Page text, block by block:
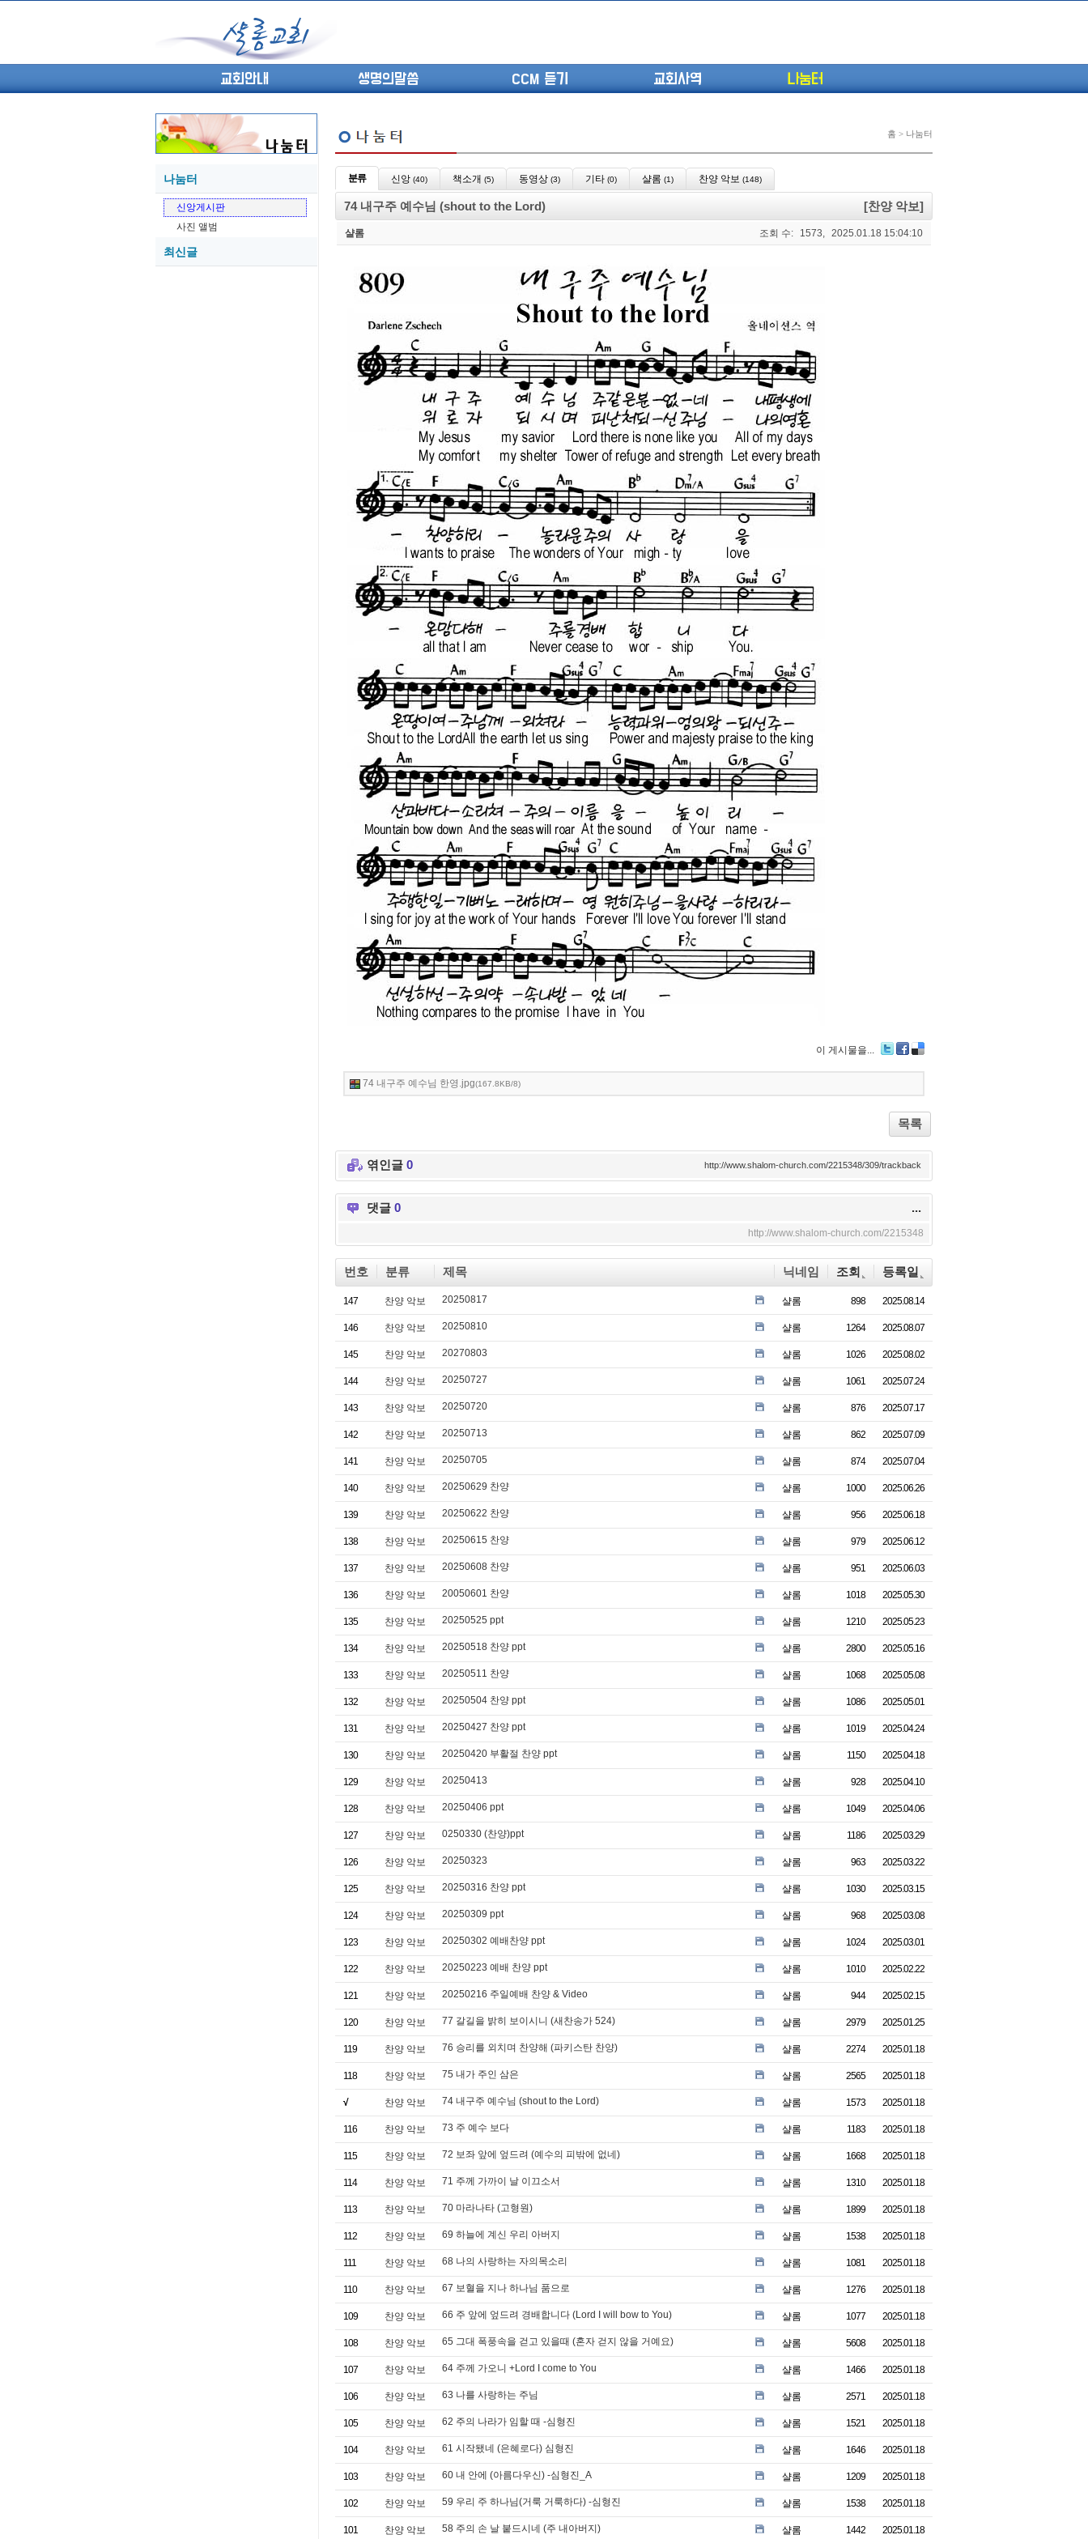
교회안내 생명의말씀 CCM 듣기 교회사역 나눔터
나눔터
신앙게시판
사진 앨범
최신글
05-27 (고린도전서13) 고전8:1-13 ...
05-26 (고린도전서12) 고전7:23-40 ...
05-21 (고린도전서11) 고전6:9-20 ...
(고린도전서9) 고전5:1-13 ...
(고린도전서8) 고전4 9-21 교...
홈 > 나눔터
분류 신앙 (40) 책소개 (5) 동영상 (3) 기타 (0) 샬롬 (1) 찬양 악보 (148)
74 내구주 예수님 (shout to the Lord) [찬양 악보]
샬롬 조회 수: 1573, 2025.01.18 15:04:10
이 게시물을...
itte ce lici
74 내구주 예수님 한영.jpg(167.8KB/8)
목록
엮인글 0 http://www.shalom-church.com/2215348/309/trackback
댓글 0 ...
http://www.shalom-church.com/2215348
번호 분류 제목 닉네임 조회 등록일
147 찬양 악보 20250817 샬롬 898 2025.08.14
146 찬양 악보 20250810 샬롬 1264 2025.08.07
145 찬양 악보 20270803 샬롬 1026 2025.08.02
144 찬양 악보 20250727 샬롬 1061 2025.07.24
143 찬양 악보 20250720 샬롬 876 2025.07.17
142 찬양 악보 20250713 샬롬 862 2025.07.09
141 찬양 악보 20250705 샬롬 874 2025.07.04
140 찬양 악보 20250629 찬양 샬롬 1000 2025.06.26
139 찬양 악보 20250622 찬양 샬롬 956 2025.06.18
138 찬양 악보 20250615 찬양 샬롬 979 2025.06.12
137 찬양 악보 20250608 찬양 샬롬 951 2025.06.03
136 찬양 악보 20050601 찬양 샬롬 1018 2025.05.30
135 찬양 악보 20250525 ppt 샬롬 1210 2025.05.23
134 찬양 악보 20250518 찬양 ppt 샬롬 2800 2025.05.16
133 찬양 악보 20250511 찬양 샬롬 1068 2025.05.08
132 찬양 악보 20250504 찬양 ppt 샬롬 1086 2025.05.01
131 찬양 악보 20250427 찬양 ppt 샬롬 1019 2025.04.24
130 찬양 악보 20250420 부활절 찬양 ppt 샬롬 1150 2025.04.18
129 찬양 악보 20250413 샬롬 928 2025.04.10
128 찬양 악보 20250406 ppt 샬롬 1049 2025.04.06
127 찬양 악보 0250330 (찬양)ppt 샬롬 1186 2025.03.29
126 찬양 악보 20250323 샬롬 963 2025.03.22
125 찬양 악보 20250316 찬양 ppt 샬롬 1030 2025.03.15
124 찬양 악보 20250309 ppt 샬롬 968 2025.03.08
123 찬양 악보 20250302 예배찬양 ppt 샬롬 1024 2025.03.01
122 찬양 악보 20250223 예배 찬양 ppt 샬롬 1010 2025.02.22
121 찬양 악보 20250216 주일예배 찬양 & Video 샬롬 944 2025.02.15
120 찬양 악보 77 갈길을 밝히 보이시니 (새찬송가 524) 샬롬 2979 2025.01.25
119 찬양 악보 76 승리를 외치며 찬양해 (파키스탄 찬양) 샬롬 2274 2025.01.18
118 찬양 악보 75 내가 주인 삼은 샬롬 2565 2025.01.18
√ 찬양 악보 74 내구주 예수님 (shout to the Lord) 샬롬 1573 2025.01.18
116 찬양 악보 73 주 예수 보다 샬롬 1183 2025.01.18
115 찬양 악보 72 보좌 앞에 엎드려 (예수의 피밖에 없네) 샬롬 1668 2025.01.18
114 찬양 악보 71 주께 가까이 날 이끄소서 샬롬 1310 2025.01.18
113 찬양 악보 70 마라나타 (고형원) 샬롬 1899 2025.01.18
112 찬양 악보 69 하늘에 계신 우리 아버지 샬롬 1538 2025.01.18
111 찬양 악보 68 나의 사랑하는 자의목소리 샬롬 1081 2025.01.18
110 찬양 악보 67 보혈을 지나 하나님 품으로 샬롬 1276 2025.01.18
109 찬양 악보 66 주 앞에 엎드려 경배합니다 (Lord I will bow to You) 샬롬 1077 2025.01.18
108 찬양 악보 65 그대 폭풍속을 걷고 있을때 (혼자 걷지 않을 거예요) 샬롬 5608 2025.01.18
107 찬양 악보 64 주께 가오니 +Lord I come to You 샬롬 1466 2025.01.18
106 찬양 악보 63 나를 사랑하는 주님 샬롬 2571 2025.01.18
105 찬양 악보 62 주의 나라가 임할 때 -심형진 샬롬 1521 2025.01.18
104 찬양 악보 61 시작됐네 (은혜로다) 심형진 샬롬 1646 2025.01.18
103 찬양 악보 60 내 안에 (아름다우신) -심형진_A 샬롬 1209 2025.01.18
102 찬양 악보 59 우리 주 하나님(거룩 거룩하다) -심형진 샬롬 1538 2025.01.18
101 찬양 악보 58 주의 손 날 붙드시네 (주 내아버지) 샬롬 1442 2025.01.18